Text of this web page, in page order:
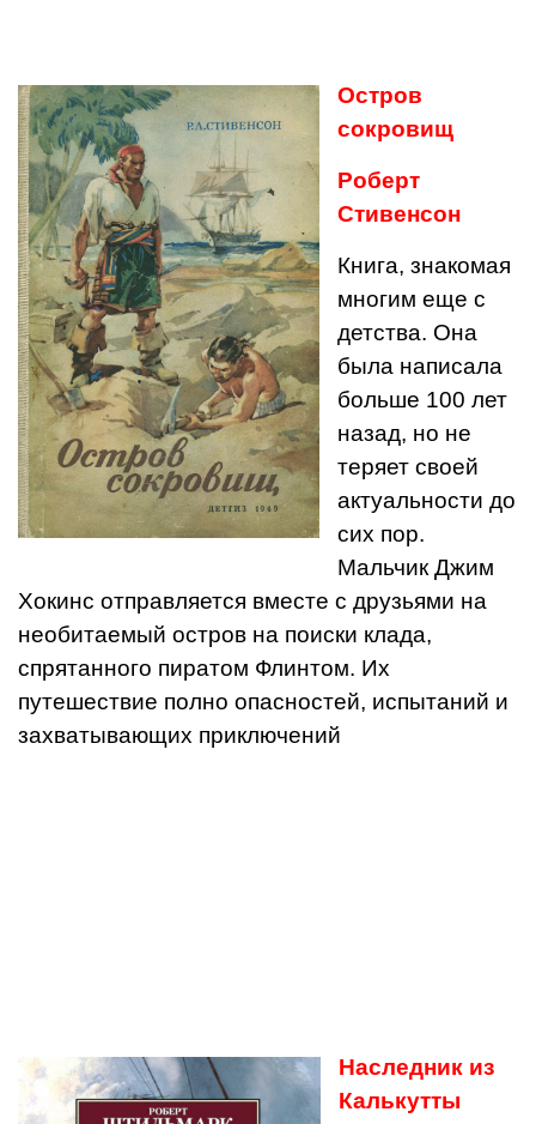
Остров
сокровищ
Роберт
Стивенсон
Книга, знакомая
многим еще с
детства. Она
была написала
больше 100 лет
назад, но не
теряет своей
актуальности до
сих пор.
Мальчик Джим
Хокинс отправляется вместе с друзьями на
необитаемый остров на поиски клада,
спрятанного пиратом Флинтом. Их
путешествие полно опасностей, испытаний и
захватывающих приключений
Наследник из
Калькутты